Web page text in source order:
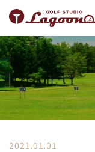
2021.01.01